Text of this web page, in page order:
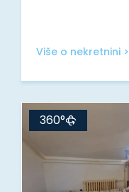
Više o nekretnini >
360°